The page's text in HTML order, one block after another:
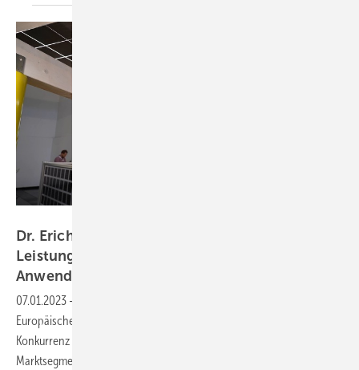
Dr. Erich Merkle von GridParity:
Leistungsfähige Solarmodule für viele
Anwendungen – made in
07.01.2023 -
Europäische Hersteller von Solarmodulen können sich gegen die
Konkurrenz aus Asien gut behaupten. Wenn sie spezielle
Marktsegmente und Kundengruppen ansprechen, die mehr als